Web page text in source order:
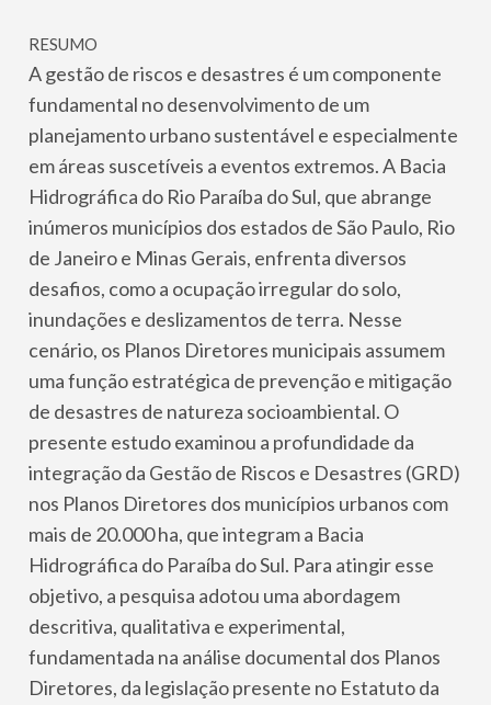
RESUMO
A gestão de riscos e desastres é um componente
fundamental no desenvolvimento de um
planejamento urbano sustentável e especialmente
em áreas suscetíveis a eventos extremos. A Bacia
Hidrográfica do Rio Paraíba do Sul, que abrange
inúmeros municípios dos estados de São Paulo, Rio
de Janeiro e Minas Gerais, enfrenta diversos
desafios, como a ocupação irregular do solo,
inundações e deslizamentos de terra. Nesse
cenário, os Planos Diretores municipais assumem
uma função estratégica de prevenção e mitigação
de desastres de natureza socioambiental. O
presente estudo examinou a profundidade da
integração da Gestão de Riscos e Desastres (GRD)
nos Planos Diretores dos municípios urbanos com
mais de 20.000 ha, que integram a Bacia
Hidrográfica do Paraíba do Sul. Para atingir esse
objetivo, a pesquisa adotou uma abordagem
descritiva, qualitativa e experimental,
fundamentada na análise documental dos Planos
Diretores, da legislação presente no Estatuto da